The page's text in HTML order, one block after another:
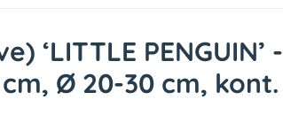
‘LITTLE PENGUIN’ -
Ø 20-30 cm, kont.